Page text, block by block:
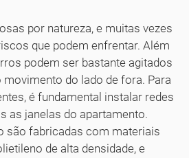
por natureza, e muitas vezes
que podem enfrentar. Além
podem ser bastante agitados
do lado de fora. Para
é fundamental instalar redes
as janelas do apartamento.
são fabricadas com materiais
de alta densidade, e